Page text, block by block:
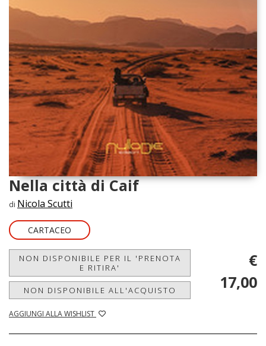
Nella città di Caif
di Nicola Scutti
CARTACEO
NON DISPONIBILE PER IL 'PRENOTA
E RITIRA'
NON DISPONIBILE ALL'ACQUISTO
AGGIUNGI ALLA WISHLIST
€
17,00